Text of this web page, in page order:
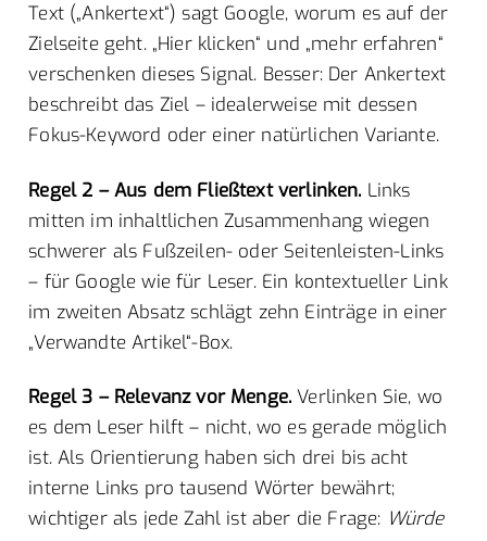
Text („Ankertext“) sagt Google, worum es auf der
Zielseite geht. „Hier klicken“ und „mehr erfahren“
verschenken dieses Signal. Besser: Der Ankertext
beschreibt das Ziel – idealerweise mit dessen
Fokus-Keyword oder einer natürlichen Variante.
Regel 2 – Aus dem Fließtext verlinken. Links
mitten im inhaltlichen Zusammenhang wiegen
schwerer als Fußzeilen- oder Seitenleisten-Links
– für Google wie für Leser. Ein kontextueller Link
im zweiten Absatz schlägt zehn Einträge in einer
„Verwandte Artikel“-Box.
Regel 3 – Relevanz vor Menge. Verlinken Sie, wo
es dem Leser hilft – nicht, wo es gerade möglich
ist. Als Orientierung haben sich drei bis acht
interne Links pro tausend Wörter bewährt;
wichtiger als jede Zahl ist aber die Frage: Würde